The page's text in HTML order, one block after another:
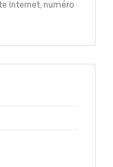
Internet, numéro